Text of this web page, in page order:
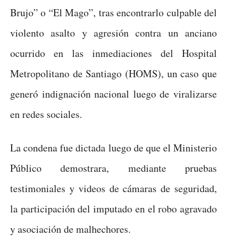
Brujo” o “El Mago”, tras encontrarlo culpable del
violento asalto y agresión contra un anciano
ocurrido en las inmediaciones del Hospital
Metropolitano de Santiago (HOMS), un caso que
generó indignación nacional luego de viralizarse
en redes sociales.
La condena fue dictada luego de que el Ministerio
Público demostrara, mediante pruebas
testimoniales y videos de cámaras de seguridad,
la participación del imputado en el robo agravado
y asociación de malhechores.